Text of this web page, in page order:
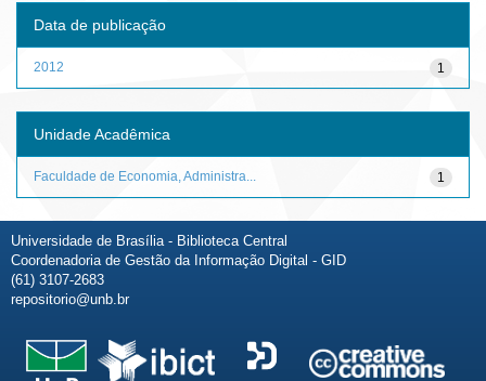
Data de publicação
1
2012
Unidade Acadêmica
1
Faculdade de Economia, Administra...
Universidade de Brasília - Biblioteca Central
Coordenadoria de Gestão da Informação Digital - GID
(61) 3107-2683
repositorio@unb.br